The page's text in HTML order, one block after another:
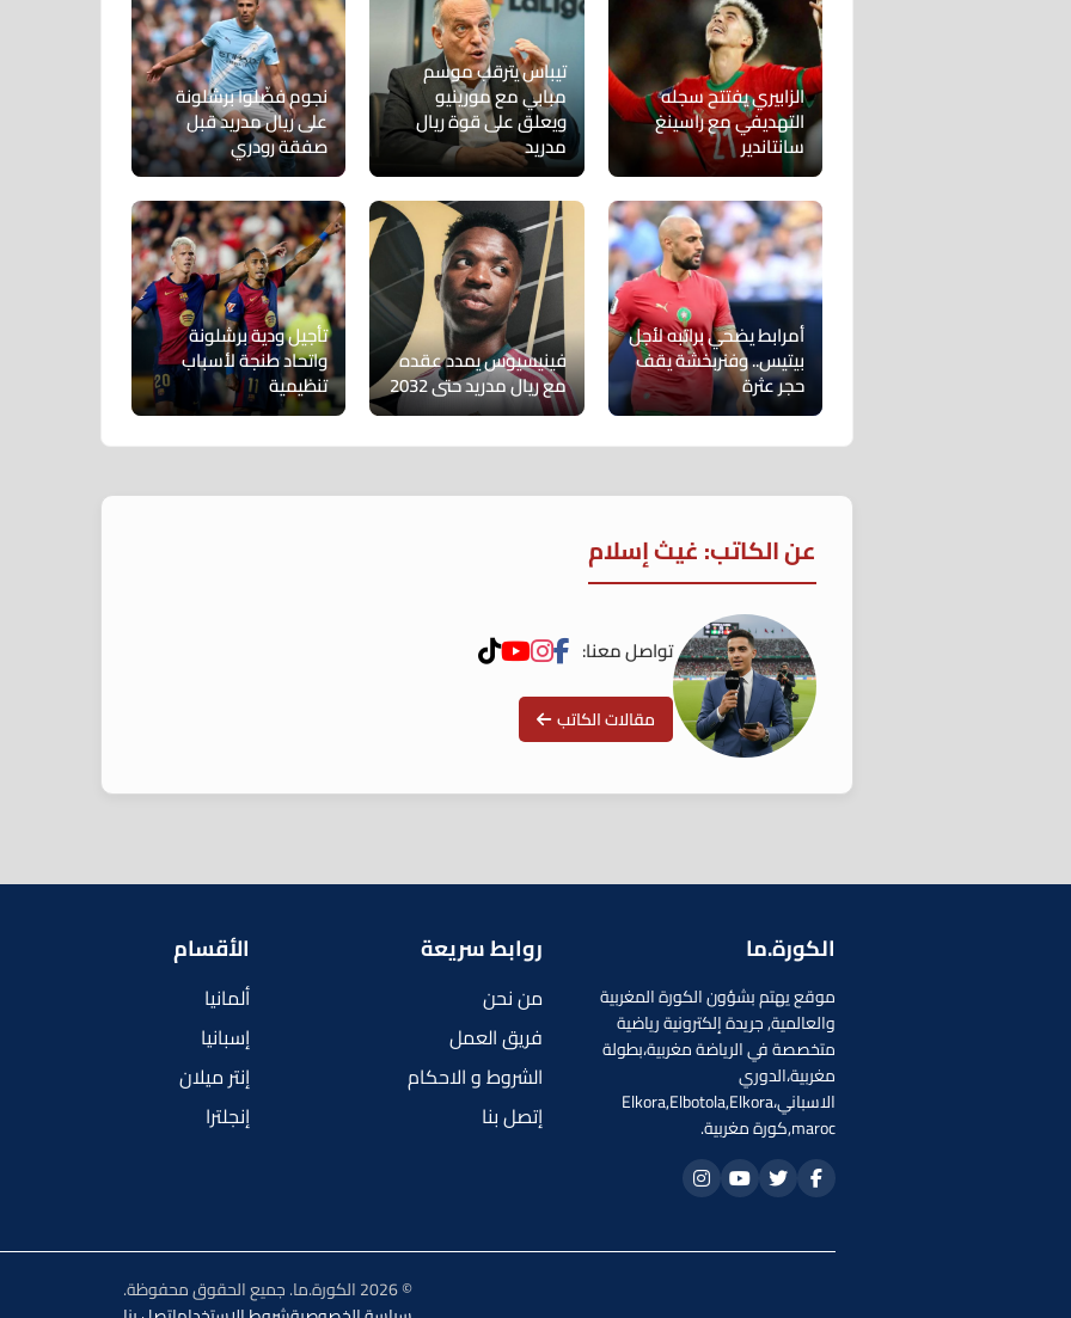
الزابيري يفتتح سجله
التهديفي مع راسينغ
سانتاندير
تيباس يترقب موسم
مبابي مع مورينيو
ويعلق على قوة ريال
مدريد
نجوم فضّلوا برشلونة
على ريال مدريد قبل
صفقة رودري
أمرابط يضحي براتبه لأجل
بيتيس.. وفنربخشة يقف
حجر عثرة
فينيسيوس يمدد عقده
مع ريال مدريد حتى 2032
تأجيل ودية برشلونة
واتحاد طنجة لأسباب
تنظيمية
عن الكاتب: غيث إسلام
تواصل معنا:
مقالات الكاتب
الكورة.ما
موقع يهتم بشؤون الكورة المغربية
والعالمية, جريدة إلكترونية رياضية
متخصصة في الرياضة مغربية،بطولة
مغربية،الدوري
الاسباني،Elkora,Elbotola,Elkora
maroc,كورة مغربية.
روابط سريعة
من نحن
فريق العمل
الشروط و الاحكام
إتصل بنا
الأقسام
ألمانيا
إسبانيا
إنتر ميلان
إنجلترا
© 2026 الكورة.ما. جميع الحقوق محفوظة.